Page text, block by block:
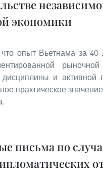
экономики
опыт Вьетнама за 40
и активной
практическое
письма по